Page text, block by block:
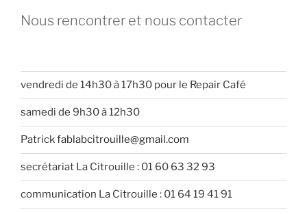
Nous rencontrer et nous contacter
vendredi de 14h30 à 17h30 pour le Repair Café
samedi de 9h30 à 12h30
Patrickfablabcitrouille@gmail.com
secrétariat La Citrouille : 01 60 63 32 93
communication La Citrouille : 01 64 19 41 91